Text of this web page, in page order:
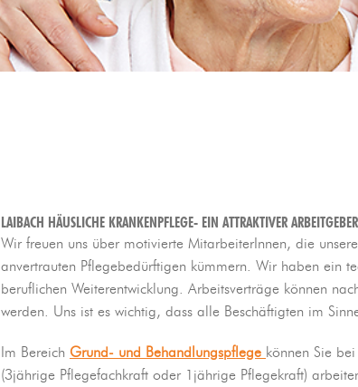
LAIBACH HÄUSLICHE KRANKENPFLEGE- EIN ATTRAKTIVER ARBEITGEBER
Wir freuen uns über motivierte MitarbeiterInnen, die
anvertrauten Pflegebedürftigen kümmern. Wir haben ein
beruflichen Weiterentwicklung. Arbeitsverträge können
werden. Uns ist es wichtig, dass alle Beschäftigten im
Im Bereich Grund- und Behandlungspflege können Sie
(3jährige Pflegefachkraft oder 1jährige Pflegekraft)